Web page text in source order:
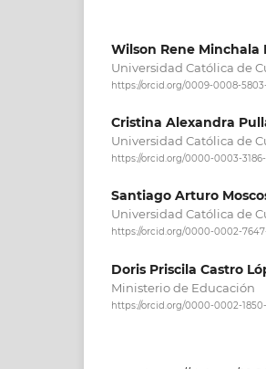
Wilson Rene Minchala
Universidad Católica de
https://orcid.org/0009-0008-
Cristina Alexandra
Universidad Católica de
https://orcid.org/0000-0003-
Santiago Arturo
Universidad Católica de
https://orcid.org/0000-0002-7647-
Doris Priscila Castro
Ministerio de Educación
https://orcid.org/0000-0002-